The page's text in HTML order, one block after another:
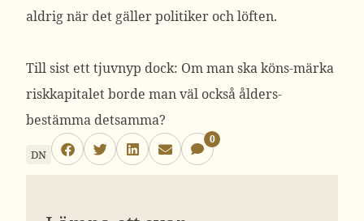
aldrig när det gäller politiker och löften.
Till sist ett tjuvnyp dock: Om man ska köns-märka
riskkapitalet borde man väl också ålders-
bestämma detsamma?
DN
0